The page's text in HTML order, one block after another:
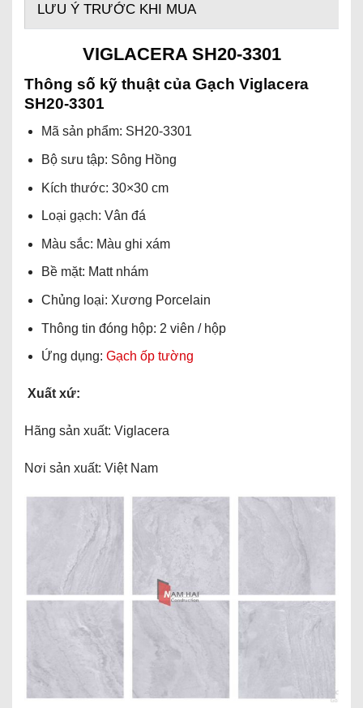
LƯU Ý TRƯỚC KHI MUA
VIGLACERA SH20-3301
Thông số kỹ thuật của Gạch Viglacera
SH20-3301
Mã sản phẩm: SH20-3301
Bộ sưu tập: Sông Hồng
Kích thước: 30×30 cm
Loại gạch: Vân đá
Màu sắc: Màu ghi xám
Bề mặt: Matt nhám
Chủng loại: Xương Porcelain
Thông tin đóng hộp: 2 viên / hộp
Ứng dụng: Gạch ốp tường
Xuất xứ:
Hãng sản xuất: Viglacera
Nơi sản xuất: Việt Nam